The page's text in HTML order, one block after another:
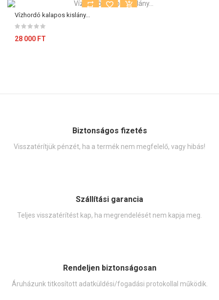
Vízhordó kalapos kislány...
28 000 FT
Biztonságos fizetés
Visszatérítjük pénzét, ha a termék nem megfelelő, vagy hibás!
Szállítási garancia
Teljes visszatérítést kap, ha megrendelését nem kapja meg.
Rendeljen biztonságosan
Áruházunk titkosított adatküldési/fogadási protokollal működik.